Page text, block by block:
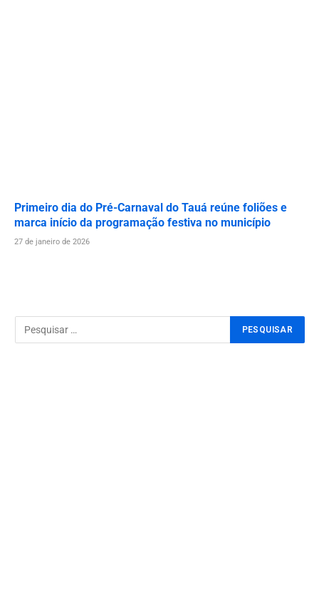
Primeiro dia do Pré-Carnaval do Tauá reúne foliões e
marca início da programação festiva no município
27 de janeiro de 2026